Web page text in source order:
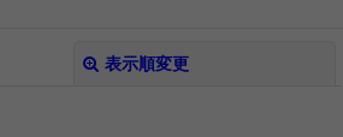
表示順変更